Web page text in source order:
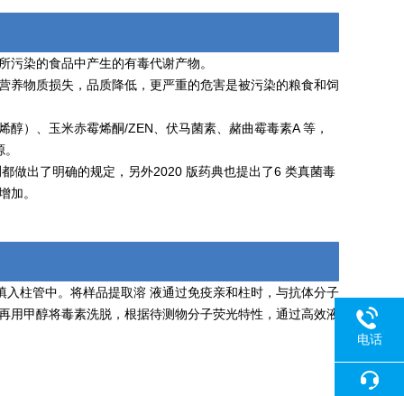
染的食品中产生的有毒代谢产物。
养物质损失，品质降低，更严重的危害是被污染的粮食和饲
）、玉米赤霉烯酮/ZEN、伏马菌素、赭曲霉毒素A 等，
做出了明确的规定，另外2020 版药典也提出了6 类真菌毒
加。
柱管中。将样品提取溶 液通过免疫亲和柱时，与抗体分子
甲醇将毒素洗脱，根据待测物分子荧光特性，通过高效液
电话